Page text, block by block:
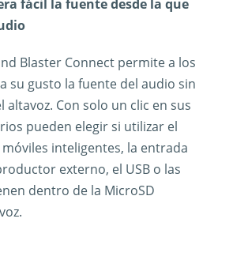
fácil la fuente desde la que
Blaster Connect permite a los
su gusto la fuente del audio sin
Con solo un clic en sus
pueden elegir si utilizar el
inteligentes, la entrada
externo, el USB o las
dentro de la MicroSD